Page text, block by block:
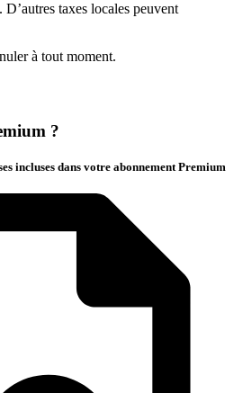
D’autres taxes locales peuvent
à tout moment.
?
incluses dans votre abonnement Premium